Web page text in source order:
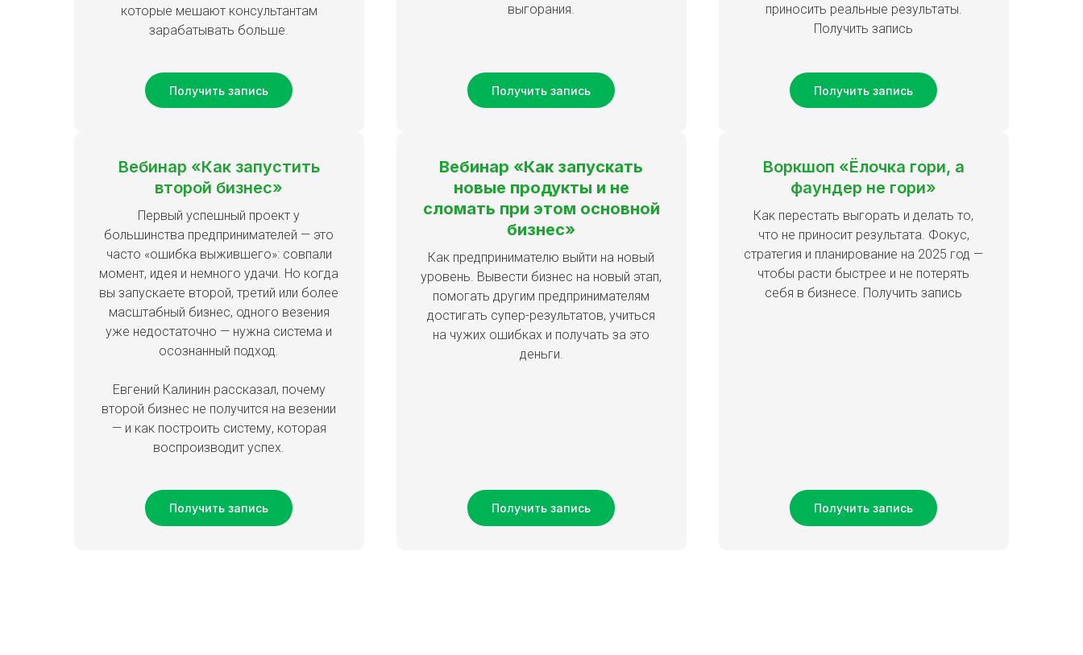
которые мешают консультантам
зарабатывать больше.
Получить запись
выгорания.
Получить запись
приносить реальные результаты.
Получить запись
Получить запись
Вебинар «Как запустить
второй бизнес»
Первый успешный проект у
большинства предпринимателей — это
часто «ошибка выжившего»: совпали
момент, идея и немного удачи. Но когда
вы запускаете второй, третий или более
масштабный бизнес, одного везения
уже недостаточно — нужна система и
осознанный подход.
Евгений Калинин рассказал, почему
второй бизнес не получится на везении
— и как построить систему, которая
воспроизводит успех.
Получить запись
Вебинар «Как запускать
новые продукты и не
сломать при этом основной
бизнес»
Как предпринимателю выйти на новый
уровень. Вывести бизнес на новый этап,
помогать другим предпринимателям
достигать супер-результатов, учиться
на чужих ошибках и получать за это
деньги.
Получить запись
Воркшоп «Ёлочка гори, а
фаундер не гори»
Как перестать выгорать и делать то,
что не приносит результата. Фокус,
стратегия и планирование на 2025 год —
чтобы расти быстрее и не потерять
себя в бизнесе. Получить запись
Получить запись